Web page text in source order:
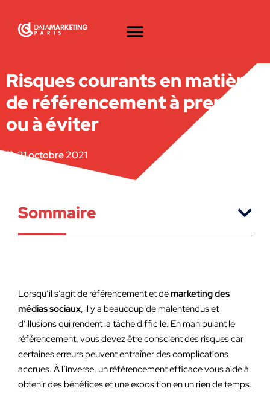
Risques courants en matière
de référencement à prendre
ou à éviter
21 octobre 2021
Sommaire
Lorsqu’il s’agit de référencement et demarketing des
médias sociaux, il y a beaucoup de malentendus et
d’illusions qui rendent la tâche difficile. En manipulant le
référencement, vous devez être conscient des risques car
certaines erreurs peuvent entraîner des complications
accrues. À l’inverse, un référencement efficace vous aide à
obtenir des bénéfices et une exposition en un rien de temps.